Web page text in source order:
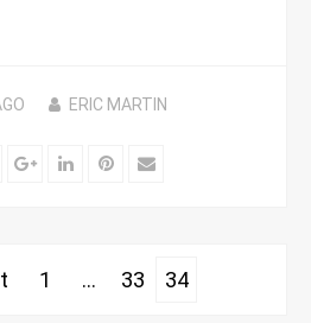
ERIC MARTIN
Google+
LinkedInPinterest
Email
1 … 33 34